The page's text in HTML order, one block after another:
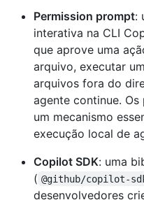
Permission prompt:
interativa na CLI
que aprove uma
arquivo, executar
arquivos fora do
agente continue.
um mecanismo
execução local de
Copilot SDK: uma
( @github/copilot-
desenvolvedores